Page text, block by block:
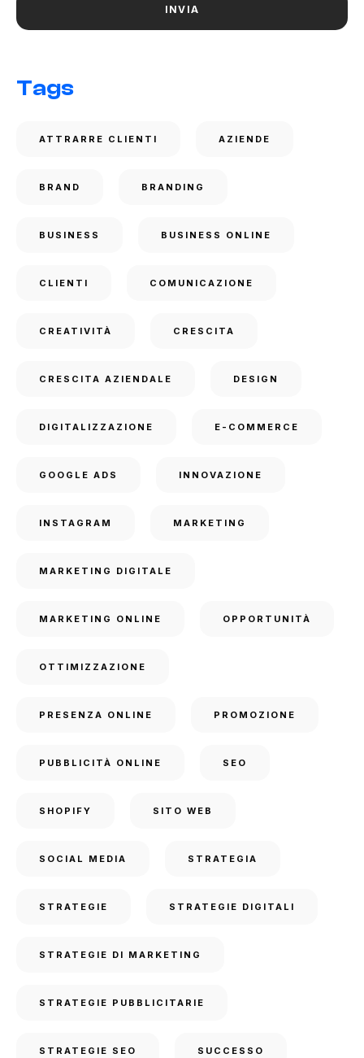
Tags
ATTRARRE CLIENTI AZIENDE
BRAND BRANDING
BUSINESS BUSINESS ONLINE
CLIENTI COMUNICAZIONE
CREATIVITÀ CRESCITA
CRESCITA AZIENDALE DESIGN
DIGITALIZZAZIONE E-COMMERCE
GOOGLE ADS INNOVAZIONE
INSTAGRAM MARKETING
MARKETING DIGITALE
MARKETING ONLINE OPPORTUNITÀ
OTTIMIZZAZIONE
PRESENZA ONLINE PROMOZIONE
PUBBLICITÀ ONLINE SEO
SHOPIFY SITO WEB
SOCIAL MEDIA STRATEGIA
STRATEGIE STRATEGIE DIGITALI
STRATEGIE DI MARKETING
STRATEGIE PUBBLICITARIE
STRATEGIE SEO SUCCESSO